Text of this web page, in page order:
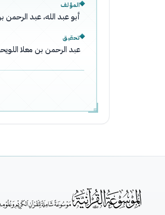
المؤلف
أبو عبد الله، عبد
تحقيق
عبد الرحمن بن معلا